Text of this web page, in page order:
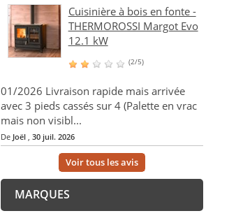
Cuisinière à bois en fonte -
THERMOROSSI Margot Evo
12.1 kW
(2/5)
01/2026 Livraison rapide mais arrivée
avec 3 pieds cassés sur 4 (Palette en vrac
mais non visibl...
De Joël, 30 juil. 2026
Voir tous les avis
MARQUES